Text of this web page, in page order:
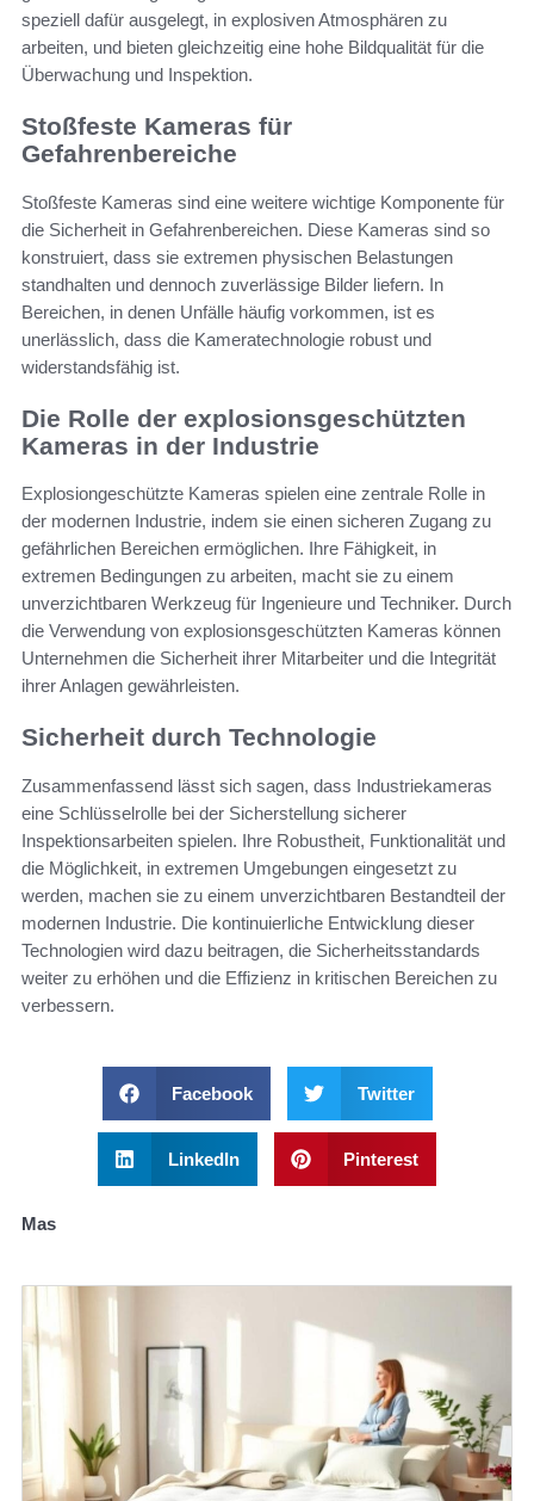
speziell dafür ausgelegt, in explosiven Atmosphären zu
arbeiten, und bieten gleichzeitig eine hohe Bildqualität für die
Überwachung und Inspektion.
Stoßfeste Kameras für
Gefahrenbereiche
Stoßfeste Kameras sind eine weitere wichtige Komponente für
die Sicherheit in Gefahrenbereichen. Diese Kameras sind so
konstruiert, dass sie extremen physischen Belastungen
standhalten und dennoch zuverlässige Bilder liefern. In
Bereichen, in denen Unfälle häufig vorkommen, ist es
unerlässlich, dass die Kameratechnologie robust und
widerstandsfähig ist.
Die Rolle der explosionsgeschützten
Kameras in der Industrie
Explosiongeschützte Kameras spielen eine zentrale Rolle in
der modernen Industrie, indem sie einen sicheren Zugang zu
gefährlichen Bereichen ermöglichen. Ihre Fähigkeit, in
extremen Bedingungen zu arbeiten, macht sie zu einem
unverzichtbaren Werkzeug für Ingenieure und Techniker. Durch
die Verwendung von explosionsgeschützten Kameras können
Unternehmen die Sicherheit ihrer Mitarbeiter und die Integrität
ihrer Anlagen gewährleisten.
Sicherheit durch Technologie
Zusammenfassend lässt sich sagen, dass Industriekameras
eine Schlüsselrolle bei der Sicherstellung sicherer
Inspektionsarbeiten spielen. Ihre Robustheit, Funktionalität und
die Möglichkeit, in extremen Umgebungen eingesetzt zu
werden, machen sie zu einem unverzichtbaren Bestandteil der
modernen Industrie. Die kontinuierliche Entwicklung dieser
Technologien wird dazu beitragen, die Sicherheitsstandards
weiter zu erhöhen und die Effizienz in kritischen Bereichen zu
verbessern.
Facebook Twitter
LinkedIn Pinterest
Mas